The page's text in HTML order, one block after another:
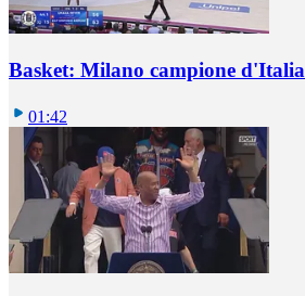
Basket: Milano campione d'Italia
01:42